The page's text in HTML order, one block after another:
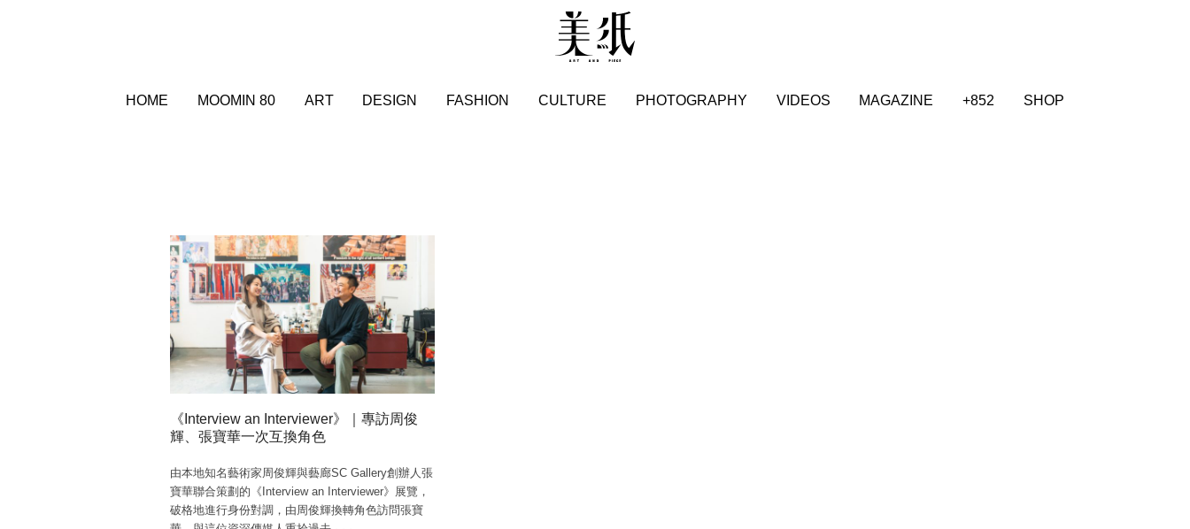
HOME MOOMIN 80 ART DESIGN FASHION CULTURE PHOTOGRAPHY VIDEOS MAGAZINE +852 SHOP
《Interview an Interviewer》｜專訪周俊
輝、張寶華一次互換角色
由本地知名藝術家周俊輝與藝廊SC Gallery創辦人張
寶華聯合策劃的《Interview an Interviewer》展覽，
破格地進行身份對調，由周俊輝換轉角色訪問張寶